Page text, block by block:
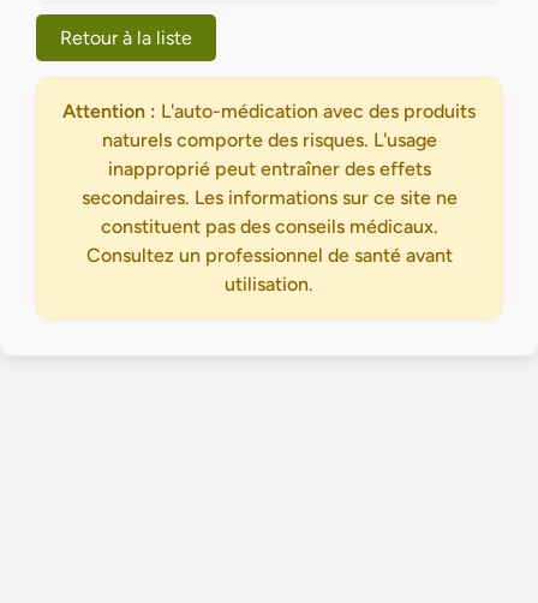
Retour à la liste
Attention : L'auto-médication avec des produits
naturels comporte des risques. L'usage
inapproprié peut entraîner des effets
secondaires. Les informations sur ce site ne
constituent pas des conseils médicaux.
Consultez un professionnel de santé avant
utilisation.